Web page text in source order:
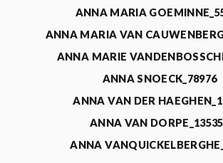
ANNA MARIA
ANNA MARIA VAN
ANNA MARIE
ANNA SNOECK_78976
ANNA VAN DER
ANNA VAN
ANNA